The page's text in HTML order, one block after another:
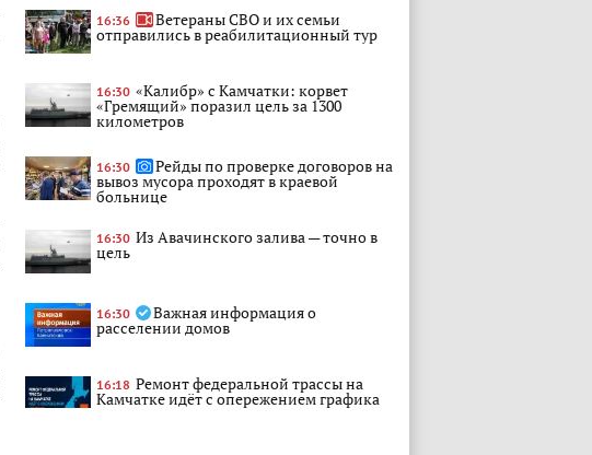
16:36 Ветераны СВО и их семьи
отправились в реабилитационный тур
16:30 «Калибр» с Камчатки: корвет
«Гремящий» поразил цель за 1300
километров
16:30 Рейды по проверке договоров на
вывоз мусора проходят в краевой
больнице
16:30 Из Авачинского залива — точно в
цель
16:30 Важная информация о
расселении домов
16:18 Ремонт федеральной трассы на
Камчатке идёт с опережением графика